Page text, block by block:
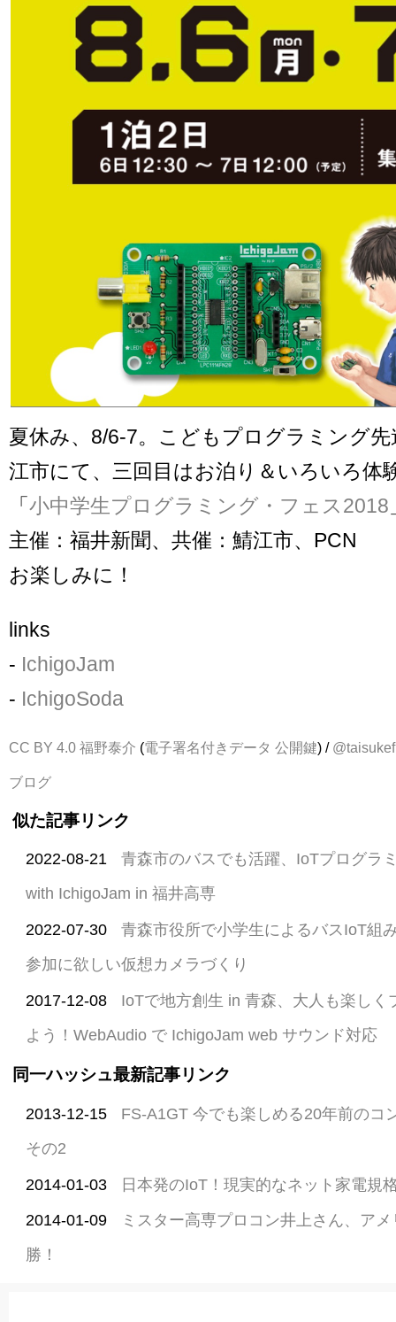
夏休み、8/6-7。こどもプログラミング先
江市にて、三回目はお泊り＆いろいろ体
「小中学生プログラミング・フェス2018
主催：福井新聞、共催：鯖江市、PCN
お楽しみに！
links
- IchigoJam
- IchigoSoda
CC BY 4.0 福野泰介 (電子署名付きデータ 公開鍵) / @taisukef
ブログ
似た記事リンク
2022-08-21
青森市のバスでも活躍、IoTプログラ
with IchigoJam in 福井高専
2022-07-30
青森市役所で小学生によるバスIoT組
参加に欲しい仮想カメラづくり
2017-12-08
IoTで地方創生 in 青森、大人も楽しく
よう！WebAudio で IchigoJam web サウンド対応
同一ハッシュ最新記事リンク
2013-12-15
FS-A1GT 今でも楽しめる20年前のコ
その2
2014-01-03 日本発のIoT！現実的なネット家電規
2014-01-09
ミスター高専プロコン井上さん、ア
勝！